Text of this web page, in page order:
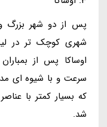
پس از دو شهر بزرگ
شهری کوچک تر در
اوساکا پس از
سرعت و با شیوه ای
که بسیار کمتر با
شد.